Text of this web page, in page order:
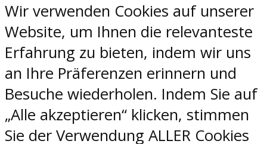
Wir verwenden Cookies auf unserer
Website, um Ihnen die relevanteste
Erfahrung zu bieten, indem wir uns
an Ihre Präferenzen erinnern und
Besuche wiederholen. Indem Sie auf
„Alle akzeptieren“ klicken, stimmen
Sie der Verwendung ALLER Cookies